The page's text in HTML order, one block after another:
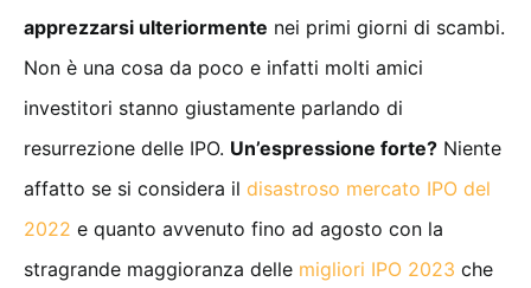
apprezzarsi ulteriormente nei primi giorni di scambi.
Non è una cosa da poco e infatti molti amici
investitori stanno giustamente parlando di
resurrezione delle IPO. Un’espressione forte? Niente
affatto se si considera il disastroso mercato IPO del
2022 e quanto avvenuto fino ad agosto con la
stragrande maggioranza delle migliori IPO 2023 che